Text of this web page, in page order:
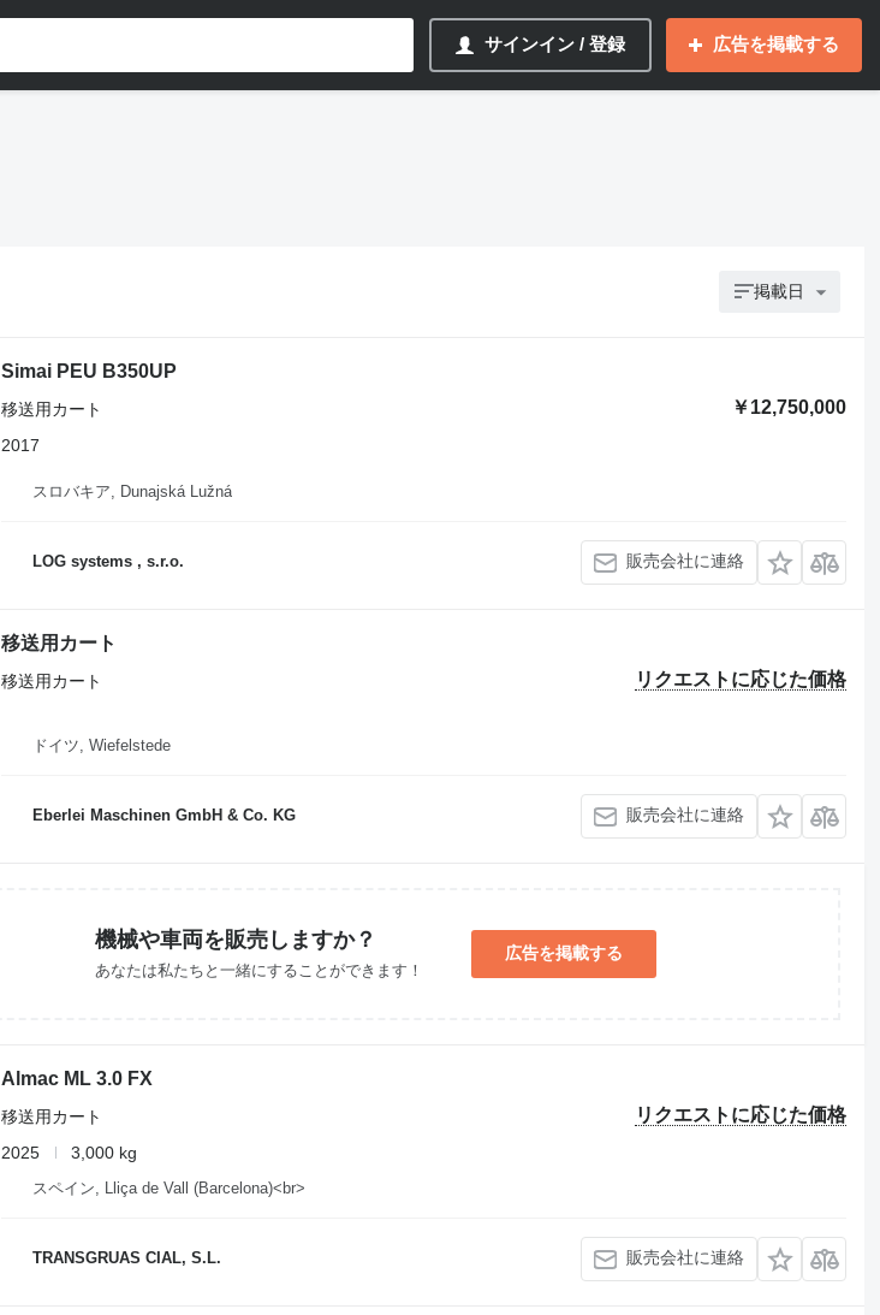
サインイン / 登録 広告を掲載する
掲載日
Simai PEU B350UP
￥12,750,000
移送用カート
2017
スロバキア, Dunajská Lužná
LOG systems , s.r.o. 販売会社に連絡
移送用カート
リクエストに応じた価格
移送用カート
ドイツ, Wiefelstede
Eberlei Maschinen GmbH & Co. KG 販売会社に連絡
機械や車両を販売しますか？
あなたは私たちと一緒にすることができます！
広告を掲載する
Almac ML 3.0 FX
リクエストに応じた価格
移送用カート
2025
3,000 kg
スペイン, Lliça de Vall (Barcelona)<br>
TRANSGRUAS CIAL, S.L. 販売会社に連絡